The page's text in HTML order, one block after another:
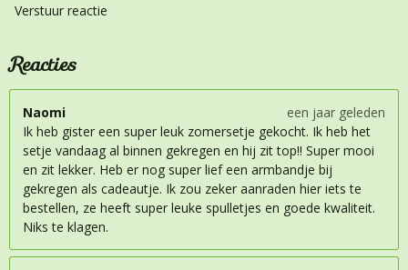
Verstuur reactie
Reacties
Naomi
een jaar geleden
Ik heb gister een super leuk zomersetje gekocht. Ik heb het
setje vandaag al binnen gekregen en hij zit top!! Super mooi
en zit lekker. Heb er nog super lief een armbandje bij
gekregen als cadeautje. Ik zou zeker aanraden hier iets te
bestellen, ze heeft super leuke spulletjes en goede kwaliteit.
Niks te klagen.